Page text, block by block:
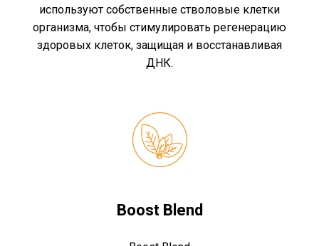
используют собственные стволовые клетки
организма, чтобы стимулировать регенерацию
здоровых клеток, защищая и восстанавливая
ДНК.
Boost Blend